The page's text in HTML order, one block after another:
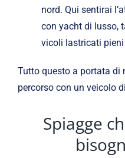
nord. Qui sentirai
con yacht di lusso,
vicoli lastricati
Tutto questo a portata di
percorso con un veicolo di
Spiagge